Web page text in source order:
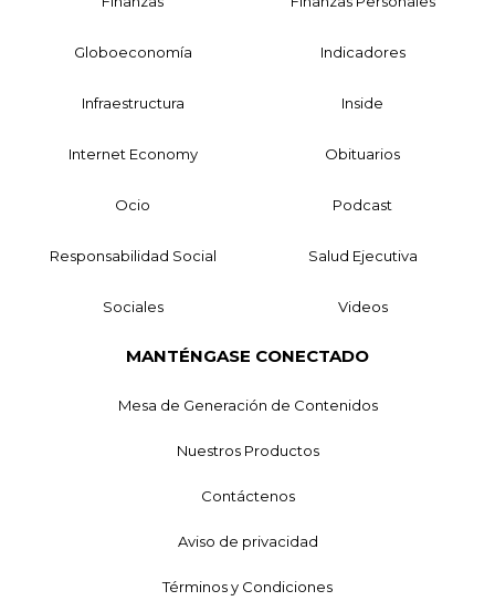
Globoeconomía Indicadores
Infraestructura Inside
Internet Economy Obituarios
Ocio Podcast
Responsabilidad Social Salud Ejecutiva
Sociales Videos
MANTÉNGASE CONECTADO
Mesa de Generación de Contenidos
Nuestros Productos
Contáctenos
Aviso de privacidad
Términos y Condiciones